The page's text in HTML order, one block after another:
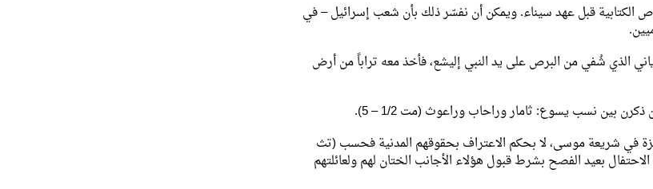
الكتابية قبل عهد سيناء. ويمكن أن نفسّر ذلك بأن شعب إسرائيل – في
الذي شُفي من البرص على يد النبي إليشع، فأخذ معه تراباً من أرض
بين نسب يسوع: ثامار وراحاب وراعوث (مت 1/2 – 5).
في شريعة موسى، لا بحكم الاعتراف بحقوقهم المدنية فحسب (تث
الاحتفال بعيد الفصح بشرط قبول هؤلاء الأجانب الختان لهم ولعائلتهم